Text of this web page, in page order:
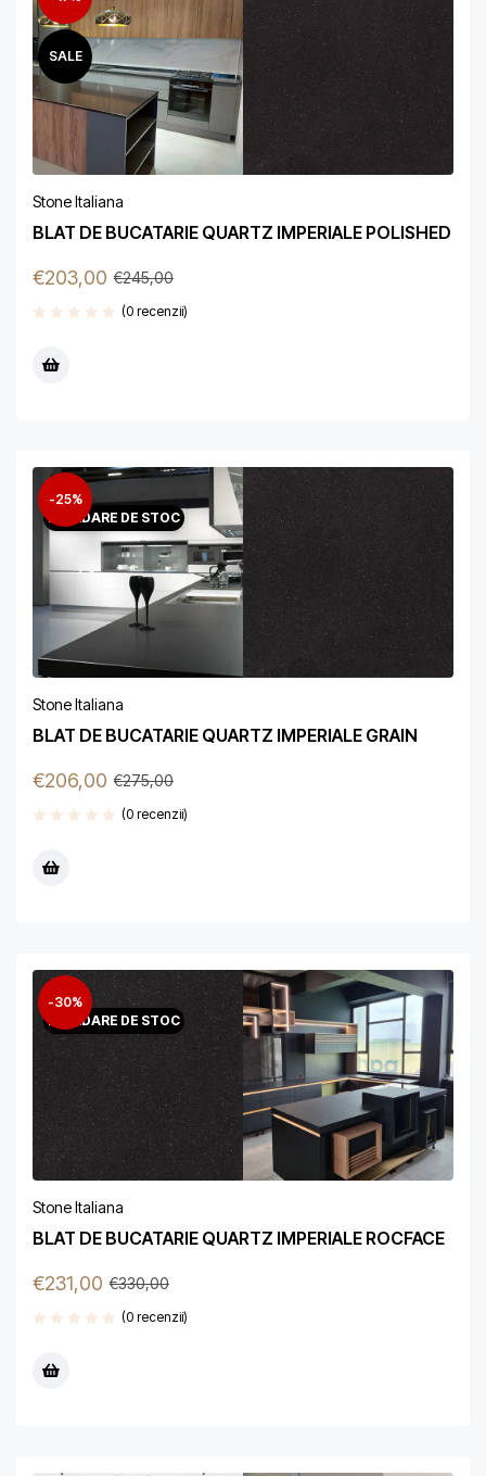
SALE
Stone Italiana
BLAT DE BUCATARIE QUARTZ IMPERIALE POLISHED
€245,00
€203,00
(0 recenzii)
LICHIDARE DE STOC
-25%
Stone Italiana
BLAT DE BUCATARIE QUARTZ IMPERIALE GRAIN
€275,00
€206,00
(0 recenzii)
LICHIDARE DE STOC
-30%
Stone Italiana
BLAT DE BUCATARIE QUARTZ IMPERIALE ROCFACE
€330,00
€231,00
(0 recenzii)